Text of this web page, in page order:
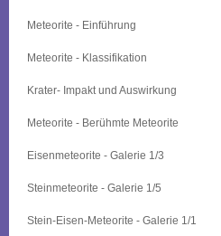
Meteorite - Einführung
Meteorite - Klassifikation
Krater- Impakt und Auswirkung
Meteorite - Berühmte Meteorite
Eisenmeteorite - Galerie 1/3
Steinmeteorite - Galerie 1/5
Stein-Eisen-Meteorite - Galerie 1/1